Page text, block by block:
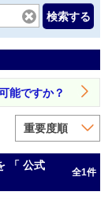
検索する
能ですか？
重要度順
「 公式
全1件